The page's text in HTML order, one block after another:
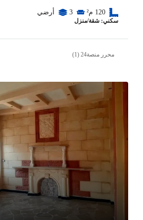
120 م² 3 أرضي
سكني: شقة/منزل
محرر منصة24 (1)